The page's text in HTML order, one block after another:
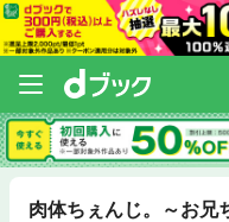
肉体ちぇんじ。～お兄